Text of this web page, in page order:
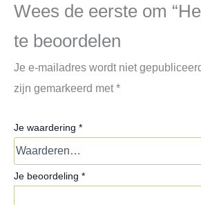
Wees de eerste om
te beoordelen
Je e-mailadres wordt niet
zijn gemarkeerd met*
Je waardering *
Je beoordeling *